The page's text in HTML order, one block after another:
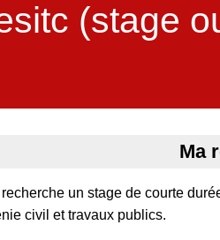
(stage
Ma
un stage de courte
civil et travaux publics.